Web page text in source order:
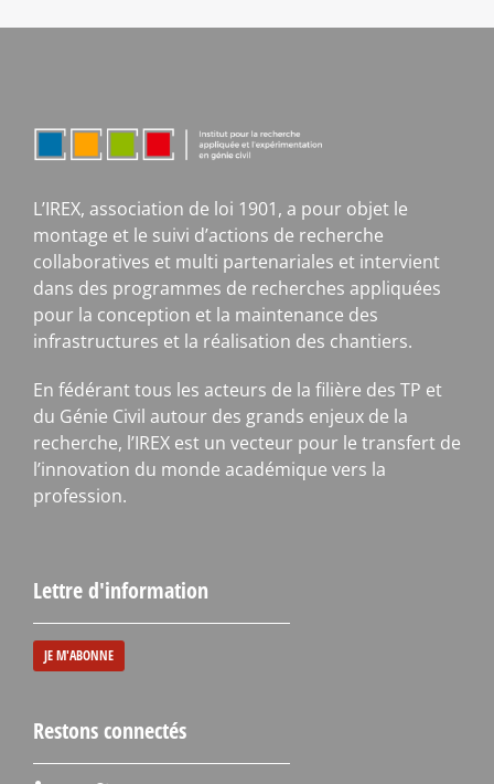
L’IREX, association de loi 1901, a pour objet le
montage et le suivi d’actions de recherche
collaboratives et multi partenariales et intervient
dans des programmes de recherches appliquées
pour la conception et la maintenance des
infrastructures et la réalisation des chantiers.
En fédérant tous les acteurs de la filière des TP et
du Génie Civil autour des grands enjeux de la
recherche, l’IREX est un vecteur pour le transfert de
l’innovation du monde académique vers la
profession.
Lettre d'information
JE M'ABONNE
Restons connectés